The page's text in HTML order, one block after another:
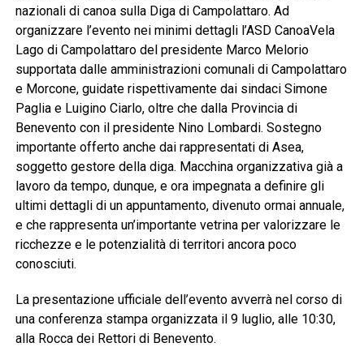
nazionali di canoa sulla Diga di Campolattaro. Ad
organizzare l’evento nei minimi dettagli l’ASD CanoaVela
Lago di Campolattaro del presidente Marco Melorio
supportata dalle amministrazioni comunali di Campolattaro
e Morcone, guidate rispettivamente dai sindaci Simone
Paglia e Luigino Ciarlo, oltre che dalla Provincia di
Benevento con il presidente Nino Lombardi. Sostegno
importante offerto anche dai rappresentati di Asea,
soggetto gestore della diga. Macchina organizzativa già a
lavoro da tempo, dunque, e ora impegnata a definire gli
ultimi dettagli di un appuntamento, divenuto ormai annuale,
e che rappresenta un’importante vetrina per valorizzare le
ricchezze e le potenzialità di territori ancora poco
conosciuti.
La presentazione ufficiale dell’evento avverrà nel corso di
una conferenza stampa organizzata il 9 luglio, alle 10:30,
alla Rocca dei Rettori di Benevento.